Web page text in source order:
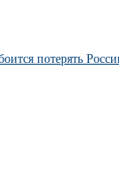
потерять